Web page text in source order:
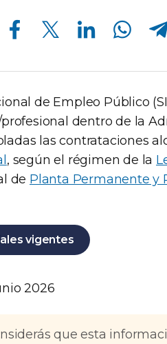
Compartir en Facebook Compartir en Twitter Compartir en Linkedin Compartir en Whatsapp Compartir en Telegram
de Empleo Público
dentro de la
las contrataciones
, según el régimen de la
de Planta Permanente y
vigentes
2026
que esta